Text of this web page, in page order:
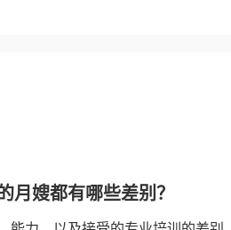
月嫂都有哪些差别？